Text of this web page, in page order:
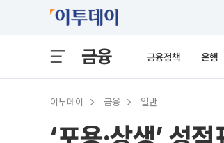
금융 금융정책 은행
이투데이 금융 일반